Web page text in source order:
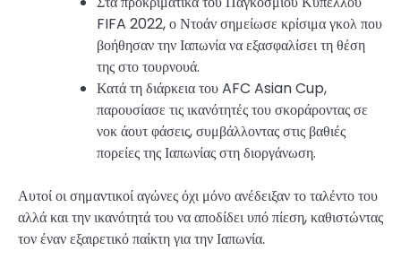
FIFA 2022, ο Ντοάν σημείωσε κρίσιμα γκολ που
βοήθησαν την Ιαπωνία να εξασφαλίσει τη θέση
της στο τουρνουά.
Κατά τη διάρκεια του AFC Asian Cup,
παρουσίασε τις ικανότητές του σκοράροντας σε
νοκ άουτ φάσεις, συμβάλλοντας στις βαθιές
πορείες της Ιαπωνίας στη διοργάνωση.
Αυτοί οι σημαντικοί αγώνες όχι μόνο ανέδειξαν το ταλέντο του
αλλά και την ικανότητά του να αποδίδει υπό πίεση, καθιστώντας
τον έναν εξαιρετικό παίκτη για την Ιαπωνία.